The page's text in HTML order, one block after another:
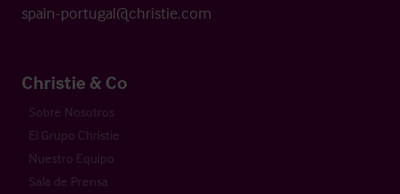
spain-portugal@christie.com
Christie & Co
Sobre Nosotros
El Grupo Christie
Nuestro Equipo
Sala de Prensa